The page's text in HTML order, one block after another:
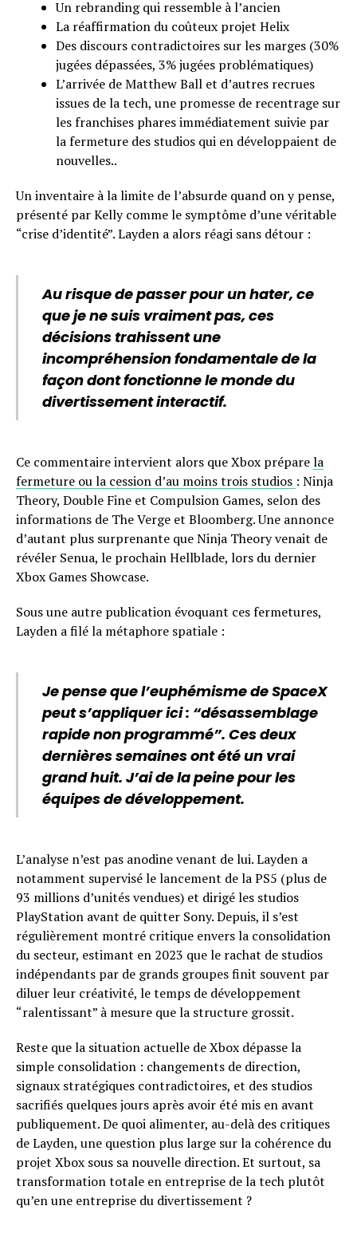
Un rebranding qui ressemble à l’ancien
La réaffirmation du coûteux projet Helix
Des discours contradictoires sur les marges (30%
jugées dépassées, 3% jugées problématiques)
L’arrivée de Matthew Ball et d’autres recrues
issues de la tech, une promesse de recentrage sur
les franchises phares immédiatement suivie par
la fermeture des studios qui en développaient de
nouvelles..
Un inventaire à la limite de l’absurde quand on y pense,
présenté par Kelly comme le symptôme d’une véritable
“crise d’identité”. Layden a alors réagi sans détour :
Au risque de passer pour un hater, ce
que je ne suis vraiment pas, ces
décisions trahissent une
incompréhension fondamentale de la
façon dont fonctionne le monde du
divertissement interactif.
Ce commentaire intervient alors que Xbox préparela
fermeture ou la cession d’au moins trois studios : Ninja
Theory, Double Fine et Compulsion Games, selon des
informations de The Verge et Bloomberg. Une annonce
d’autant plus surprenante que Ninja Theory venait de
révéler Senua, le prochain Hellblade, lors du dernier
Xbox Games Showcase.
Sous une autre publication évoquant ces fermetures,
Layden a filé la métaphore spatiale :
Je pense que l’euphémisme de SpaceX
peut s’appliquer ici : “désassemblage
rapide non programmé”. Ces deux
dernières semaines ont été un vrai
grand huit. J’ai de la peine pour les
équipes de développement.
L’analyse n’est pas anodine venant de lui. Layden a
notamment supervisé le lancement de la PS5 (plus de
93 millions d’unités vendues) et dirigé les studios
PlayStation avant de quitter Sony. Depuis, il s’est
régulièrement montré critique envers la consolidation
du secteur, estimant en 2023 que le rachat de studios
indépendants par de grands groupes finit souvent par
diluer leur créativité, le temps de développement
“ralentissant” à mesure que la structure grossit.
Reste que la situation actuelle de Xbox dépasse la
simple consolidation : changements de direction,
signaux stratégiques contradictoires, et des studios
sacrifiés quelques jours après avoir été mis en avant
publiquement. De quoi alimenter, au-delà des critiques
de Layden, une question plus large sur la cohérence du
projet Xbox sous sa nouvelle direction. Et surtout, sa
transformation totale en entreprise de la tech plutôt
qu’en une entreprise du divertissement ?